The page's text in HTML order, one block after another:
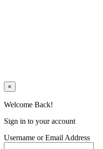
×
Welcome Back!
Sign in to your account
Username or Email Address